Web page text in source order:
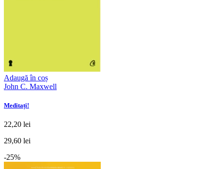
Adaugă în coș
John C. Maxwell
Meditați!
22,20 lei
29,60 lei
-25%